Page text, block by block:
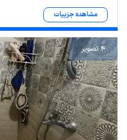
مشاهده جزییات
4 تصویر